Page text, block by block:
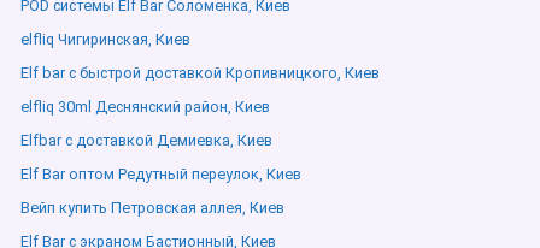
POD системы Elf Bar Соломенка, Киев
elfliq Чигиринская, Киев
Elf bar с быстрой доставкой Кропивницкого, Киев
elfliq 30ml Деснянский район, Киев
Elfbar с доставкой Демиевка, Киев
Elf Bar оптом Редутный переулок, Киев
Вейп купить Петровская аллея, Киев
Elf Bar с экраном Бастионный, Киев